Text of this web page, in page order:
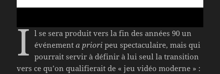
I l se sera produit vers la fin des années 90 un
événement a priori peu spectaculaire, mais qui
pourrait servir à définir à lui seul la transition
vers ce qu’on qualifierait de « jeu vidéo moderne » :